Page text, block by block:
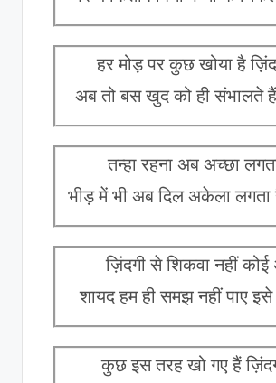
हर मोड़ पर कुछ खोया है
अब तो बस खुद को ही
तन्हा रहना अब अच्छा
भीड़ में भी अब दिल अकेला
ज़िंदगी से शिकवा नहीं
शायद हम ही समझ नहीं पाए
कुछ इस तरह खो गए हैं